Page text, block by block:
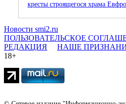
кресты строящегося храма
Новости smi2.ru
ПОЛЬЗОВАТЕЛЬСКОЕ
РЕДАКЦИЯ
НАШЕ
18+